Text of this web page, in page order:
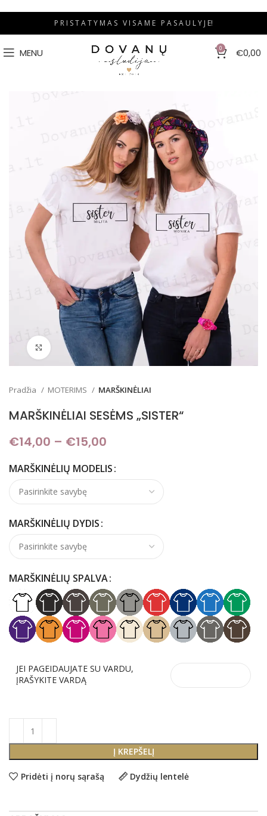
P R I S T A T Y M A S V I S A M E P A S A U L Y J E!
MENU 0 €0,00
Padidinti
Pradžia MOTERIMS MARŠKINĖLIAI
MARŠKINĖLIAI SESĖMS „SISTER“
€14,00 – €15,00
MARŠKINĖLIŲ MODELIS
MARŠKINĖLIŲ DYDIS
MARŠKINĖLIŲ SPALVA
JEI PAGEIDAUJATE SU VARDU,
ĮRAŠYKITE VARDĄ
Į KREPŠELĮ
Pridėti į norų sąrašą Dydžių lentelė